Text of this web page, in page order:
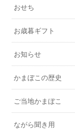
おせち
お歳暮ギフト
お知らせ
かまぼこの歴史
ご当地かまぼこ
ながら聞き用